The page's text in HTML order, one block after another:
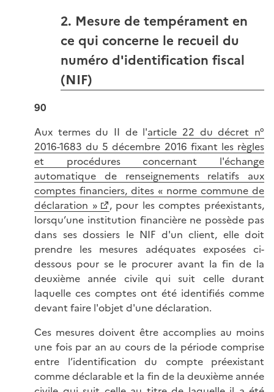
2. Mesure de tempérament en
ce qui concerne le recueil du
numéro d'identification fiscal
(NIF)
90
Aux termes du II de l'article 22 du décret n°
2016-1683 du 5 décembre 2016 fixant les règles
et procédures concernant l'échange
automatique de renseignements relatifs aux
comptes financiers, dites « norme commune de
déclaration »
, pour les comptes préexistants,
lorsqu’une institution financière ne possède pas
dans ses dossiers le NIF d'un client, elle doit
prendre les mesures adéquates exposées ci-
dessous pour se le procurer avant la fin de la
deuxième année civile qui suit celle durant
laquelle ces comptes ont été identifiés comme
devant faire l'objet d'une déclaration.
Ces mesures doivent être accomplies au moins
une fois par an au cours de la période comprise
entre l’identification du compte préexistant
comme déclarable et la fin de la deuxième année